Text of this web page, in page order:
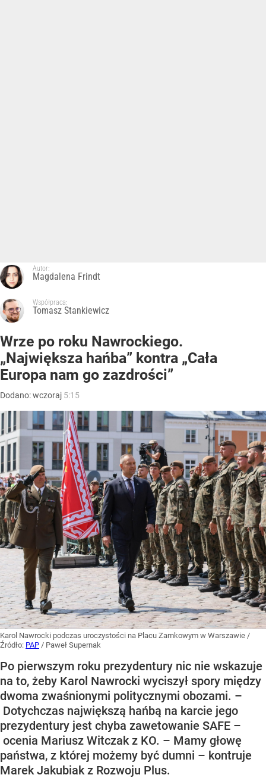
Autor:
Magdalena Frindt
Współpraca:
Tomasz Stankiewicz
Wrze po roku Nawrockiego.
„Największa hańba” kontra „Cała
Europa nam go zazdrości”
Dodano:wczoraj 5:15
Karol Nawrocki podczas uroczystości na Placu Zamkowym w Warszawie /
Źródło: PAP / Paweł Supernak
Po pierwszym roku prezydentury nic nie wskazuje
na to, żeby Karol Nawrocki wyciszył spory między
dwoma zwaśnionymi politycznymi obozami. –
Dotychczas największą hańbą na karcie jego
prezydentury jest chyba zawetowanie SAFE –
ocenia Mariusz Witczak z KO. – Mamy głowę
państwa, z której możemy być dumni – kontruje
Marek Jakubiak z Rozwoju Plus.